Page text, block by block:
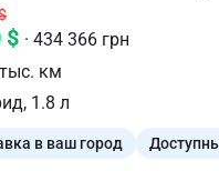
$ · 434 366 грн
км
1.8 л
в ваш город